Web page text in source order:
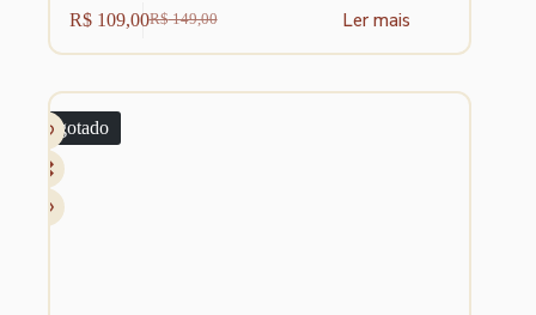
R$149,00
O
preço
era:
R$109,00O
preço
é:
Ler mais
Esgotado